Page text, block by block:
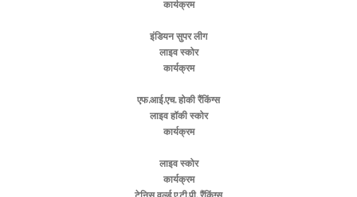
कार्यक्रम
इंडियन सुपर लीग
लाइव स्कोर
कार्यक्रम
एफ.आई.एच. होकी रैंकिंग्स
लाइव हॉकी स्कोर
कार्यक्रम
लाइव स्कोर
कार्यक्रम